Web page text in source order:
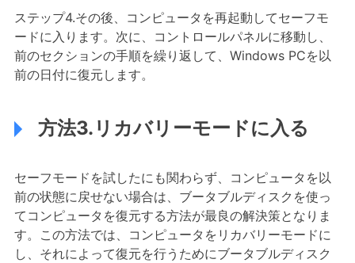
ステップ4.その後、コンピュータを再起動してセーフモ
ードに入ります。次に、コントロールパネルに移動し、
前のセクションの手順を繰り返して、Windows PCを以
前の日付に復元します。
方法3.リカバリーモードに入る
セーフモードを試したにも関わらず、コンピュータを以
前の状態に戻せない場合は、ブータブルディスクを使っ
てコンピュータを復元する方法が最良の解決策となりま
す。この方法では、コンピュータをリカバリーモードに
し、それによって復元を行うためにブータブルディスク